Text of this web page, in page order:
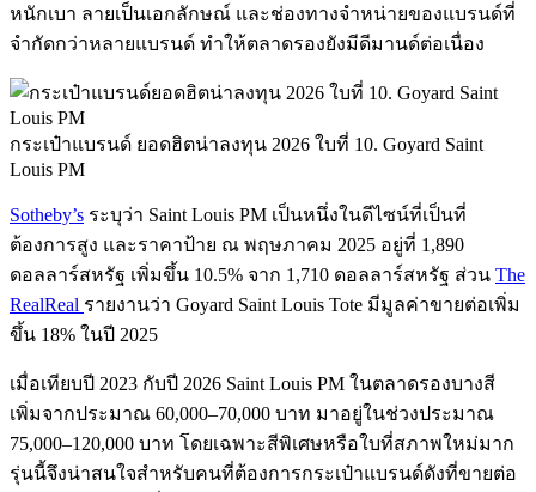
หนักเบา ลายเป็นเอกลักษณ์ และช่องทางจำหน่ายของแบรนด์ที่
จำกัดกว่าหลายแบรนด์ ทำให้ตลาดรองยังมีดีมานด์ต่อเนื่อง
กระเป๋าแบรนด์ ยอดฮิตน่าลงทุน 2026 ใบที่ 10. Goyard Saint
Louis PM
Sotheby’s ระบุว่า Saint Louis PM เป็นหนึ่งในดีไซน์ที่เป็นที่
ต้องการสูง และราคาป้าย ณ พฤษภาคม 2025 อยู่ที่ 1,890
ดอลลาร์สหรัฐ เพิ่มขึ้น 10.5% จาก 1,710 ดอลลาร์สหรัฐ ส่วน The
RealReal รายงานว่า Goyard Saint Louis Tote มีมูลค่าขายต่อเพิ่ม
ขึ้น 18% ในปี 2025
เมื่อเทียบปี 2023 กับปี 2026 Saint Louis PM ในตลาดรองบางสี
เพิ่มจากประมาณ 60,000–70,000 บาท มาอยู่ในช่วงประมาณ
75,000–120,000 บาท โดยเฉพาะสีพิเศษหรือใบที่สภาพใหม่มาก
รุ่นนี้จึงน่าสนใจสำหรับคนที่ต้องการกระเป๋าแบรนด์ดังที่ขายต่อ